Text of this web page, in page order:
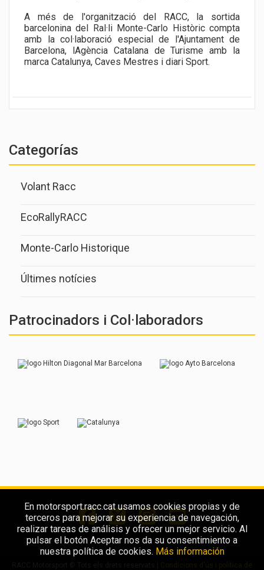
A més de l'organització del RACC, la sortida
barcelonina del Ral·li Monte-Carlo Històric compta
amb la col·laboració especial de l'Ajuntament de
Barcelona, lAgència Catalana de Turisme amb la
marca Catalunya, Caves Mestres i diari Sport.
Categorías
Volant Racc
EcoRallyRACC
Monte-Carlo Historique
Últimes notícies
Patrocinadors i Col·laboradors
Condicions d'ús i política de
En motorsport.racc.cat usamos cookies propias y de
terceros para mejorar su experiencia de navegación,
realizar tareas de análisis y ofrecer un mejor servicio. Al
pulsar el botón Aceptar nos da su consentimiento a
nuestra política de cookies. Más información